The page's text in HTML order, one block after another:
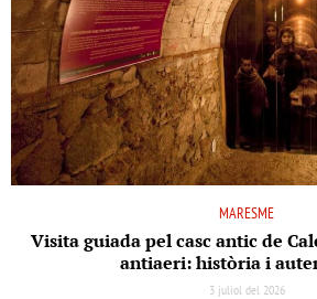
MARESME
Visita guiada pel casc antic de
antiaeri: història i
3 juliol del 2026